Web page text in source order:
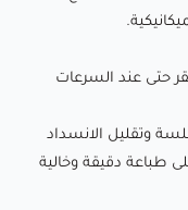
حتى عند السرعات
على طباعة دقيقة وخالية